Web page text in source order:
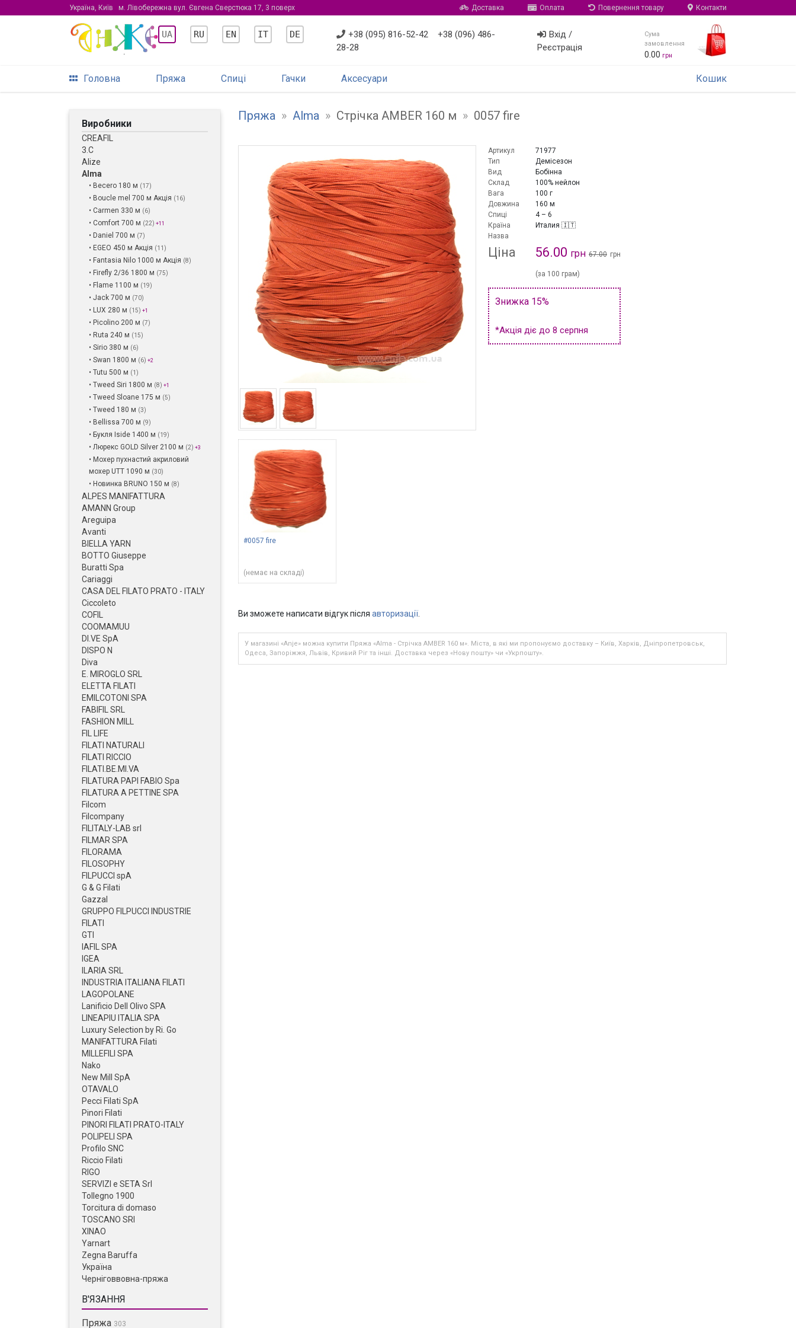
Україна, Київ м. Лівобережна вул. Євгена Сверстюка 17, 3 поверх Доставка Оплата Повернення товару Контакти
UA RU EN IT DE +38 (095) 816-52-42
+38 (096) 486-
28-28
Вхід /
Реєстрація
Сума
замовлення
0.00 грн
Головна Пряжа Спиці Гачки Аксесуари Кошик
Виробники
CREAFIL
3.С
Alize
Alma
• Becero 180 м (17)
• Boucle mel 700 м Акція (16)
• Carmen 330 м (6)
• Comfort 700 м (22) +11
• Daniel 700 м (7)
• EGEO 450 м Акція (11)
• Fantasia Nilo 1000 м Акція (8)
• Firefly 2/36 1800 м (75)
• Flame 1100 м (19)
• Jack 700 м (70)
• LUX 280 м (15) +1
• Picolino 200 м (7)
• Ruta 240 м (15)
• Sirio 380 м (6)
• Swan 1800 м (6) +2
• Tutu 500 м (1)
• Tweed Siri 1800 м (8) +1
• Tweed Sloane 175 м (5)
• Tweed 180 м (3)
• Bellissa 700 м (9)
• Букля Iside 1400 м (19)
• Люрекс GOLD Silver 2100 м (2) +3
• Мохер пухнастий акриловий
мохер UTT 1090 м (30)
• Новинка BRUNO 150 м (8)
ALPES MANIFATTURA
AMANN Group
Areguipa
Avanti
BIELLA YARN
BOTTO Giuseppe
Buratti Spa
Cariaggi
CASA DEL FILATO PRATO - ITALY
Ciccoleto
COFIL
COOMAMUU
DI.VE SpA
DISPO N
Diva
E. MIROGLO SRL
ELETTA FILATI
EMILCOTONI SPA
FABIFIL SRL
FASHION MILL
FIL LIFE
FILATI NATURALI
FILATI RICCIO
FILATI.BE.MI.VA
FILATURA PAPI FABIO Spa
FILATURA A PETTINE SPA
Filcom
Filcompany
FILITALY-LAB srl
FILMAR SPA
FILORAMA
FILOSOPHY
FILPUCCI spA
G & G Filati
Gazzal
GRUPPO FILPUCCI INDUSTRIE
FILATI
GTI
IAFIL SPA
IGEA
ILARIA SRL
INDUSTRIA ITALIANA FILATI
LAGOPOLANE
Lanificio Dell Olivo SPA
LINEAPIU ITALIA SPA
Luxury Selection by Ri. Go
MANIFATTURA Filati
MILLEFILI SPA
Nako
New Mill SpA
OTAVALO
Pecci Filati SpA
Pinori Filati
PINORI FILATI PRATO-ITALY
POLIPELI SPA
Profilo SNC
Riccio Filati
RIGO
SERVIZI e SETA Srl
Tollegno 1900
Torcitura di domaso
TOSCANO SRI
XINAO
Yarnart
Zegna Baruffa
Україна
Черніговвовна-пряжа
В'ЯЗАННЯ
Пряжа 303
Пряжа » Alma » Стрічка AMBER 160 м » 0057 fire
Артикул
71977
Тип
Демісезон
Вид
Бобінна
Склад
100% нейлон
Вага
100 г
Довжина
160 м
Спиці
4 – 6
Країна
Италия 🇮🇹
Назва
Ціна 56.00 грн 67.00 грн
(за 100 грам)
Знижка 15%
*Акція діє до 8 серпня
#0057 fire
(немає на складі)
Ви зможете написати відгук після авторизації
У магазині «Anje» можна купити Пряжа «Alma - Стрічка AMBER 160 м». Міста, в які ми пропонуємо доставку – Київ, Харків, Дніпропетровськ,
Одеса, Запоріжжя, Львів, Кривий Ріг та інші. Доставка через «Нову пошту» чи «Укрпошту».